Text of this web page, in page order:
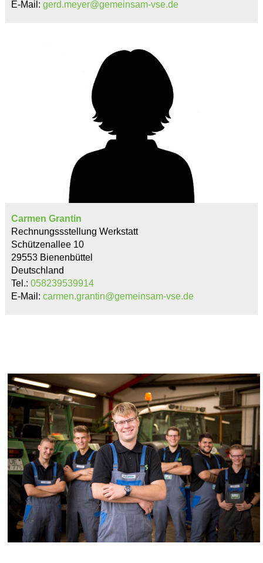
E-Mail: gerd.meyer@gemeinsam-vse.de
Carmen Grantin
Rechnungssstellung Werkstatt
Schützenallee 10
29553 Bienenbüttel
Deutschland
Tel.: 058239539914
E-Mail: carmen.grantin@gemeinsam-vse.de